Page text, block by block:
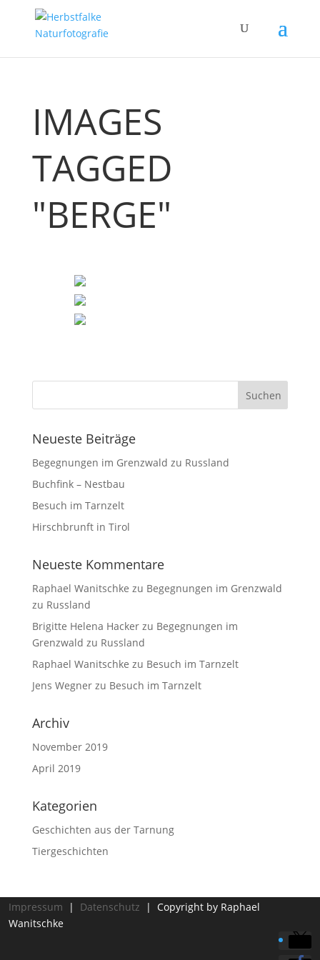
IMAGES
TAGGED
"BERGE"
Neueste Beiträge
Begegnungen im Grenzwald zu Russland
Buchfink – Nestbau
Besuch im Tarnzelt
Hirschbrunft in Tirol
Neueste Kommentare
Raphael Wanitschke zu Begegnungen im Grenzwald
zu Russland
Brigitte Helena Hackerzu Begegnungen im
Grenzwald zu Russland
Raphael Wanitschke zu Besuch im Tarnzelt
Jens Wegnerzu Besuch im Tarnzelt
Archiv
November 2019
April 2019
Kategorien
Geschichten aus der Tarnung
Tiergeschichten
Impressum | Datenschutz | Copyright by Raphael
Wanitschke